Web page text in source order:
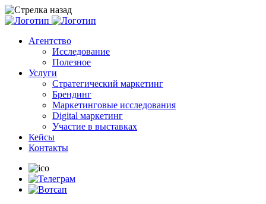
Агентство
Исследование
Полезное
Услуги
Стратегический маркетинг
Брендинг
Маркетинговые исследования
Digital маркетинг
Участие в выставках
Кейсы
Контакты